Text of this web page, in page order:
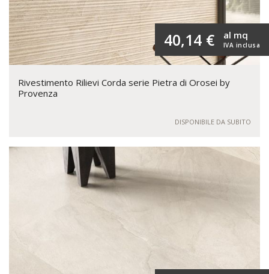
40,14 € IVA inclusa
al mq
Rivestimento Rilievi Corda serie Pietra di Orosei by
Provenza
DISPONIBILE DA SUBITO